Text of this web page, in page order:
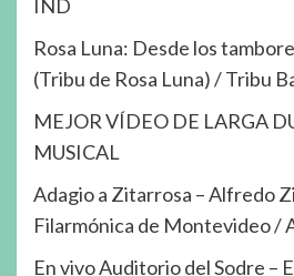
IND
Rosa Luna: Desde los
(Tribu de Rosa Luna) / Tribu
MEJOR VÍDEO DE LARGA
MUSICAL
Adagio a Zitarrosa – Alfredo
Filarmónica de Montevideo /
En vivo Auditorio del Sodre –